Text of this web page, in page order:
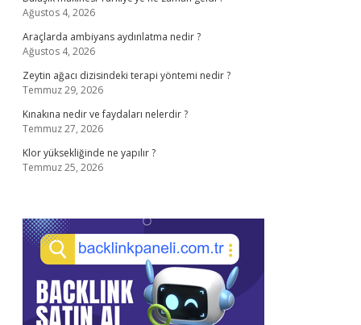
Ağustos 4, 2026
Araçlarda ambiyans aydınlatma nedir ?
Ağustos 4, 2026
Zeytin ağacı dizisindeki terapi yöntemi nedir ?
Temmuz 29, 2026
Kınakına nedir ve faydaları nelerdir ?
Temmuz 27, 2026
Klor yüksekliğinde ne yapılır ?
Temmuz 25, 2026